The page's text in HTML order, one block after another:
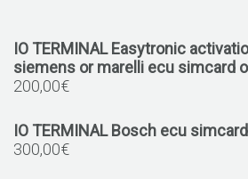
IO TERMINAL Easytronic
siemens or marelli ecu simcard
200,00€
IO TERMINAL Bosch ecu simcard
300,00€